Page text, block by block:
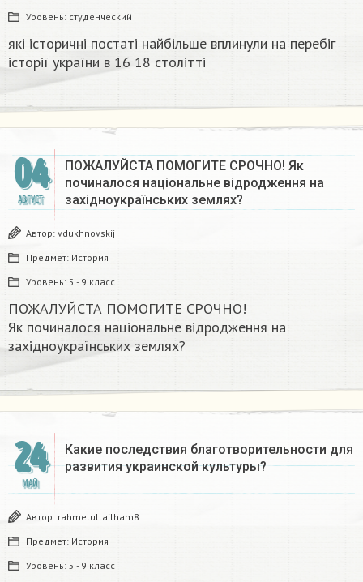
Уровень: студенческий
які історичні постаті найбільше вплинули на перебіг
історії україни в 16 18 столітті​
04
АВГУСТ
ПОЖАЛУЙСТА ПОМОГИТЕ СРОЧНО! Як
починалося національне відродження на
західноукраїнських землях?​
Автор: vdukhnovskij
Предмет: История
Уровень: 5 - 9 класс
ПОЖАЛУЙСТА ПОМОГИТЕ СРОЧНО!
Як починалося національне відродження на
західноукраїнських землях?​
24
МАЙ
Какие последствия благотворительности для
развития украинской культуры?
Автор: rahmetullailham8
Предмет: История
Уровень: 5 - 9 класс